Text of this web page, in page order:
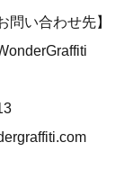
問い合わせ先】